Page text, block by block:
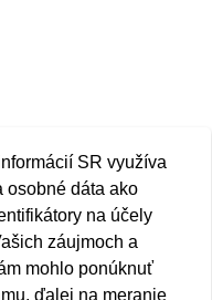
SR využíva
osobné dáta ako
na účely
záujmoch a
mohlo ponúknuť
ďalej na meranie